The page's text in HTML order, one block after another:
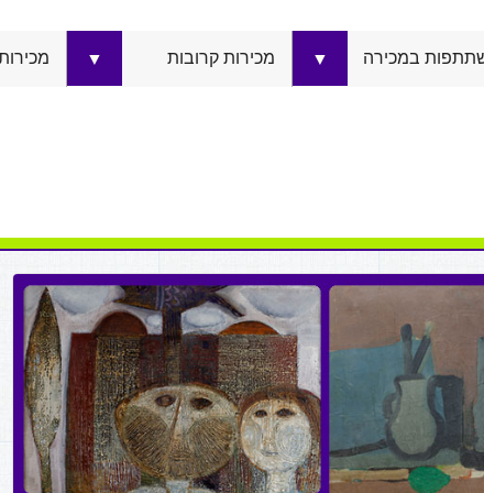
במכירה ▼ מכירות קרובות ▼